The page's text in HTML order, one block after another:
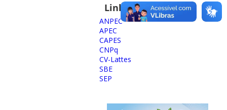
Links importantes
ANPEC
APEC
CAPES
CNPq
CV-Lattes
SBE
SEP